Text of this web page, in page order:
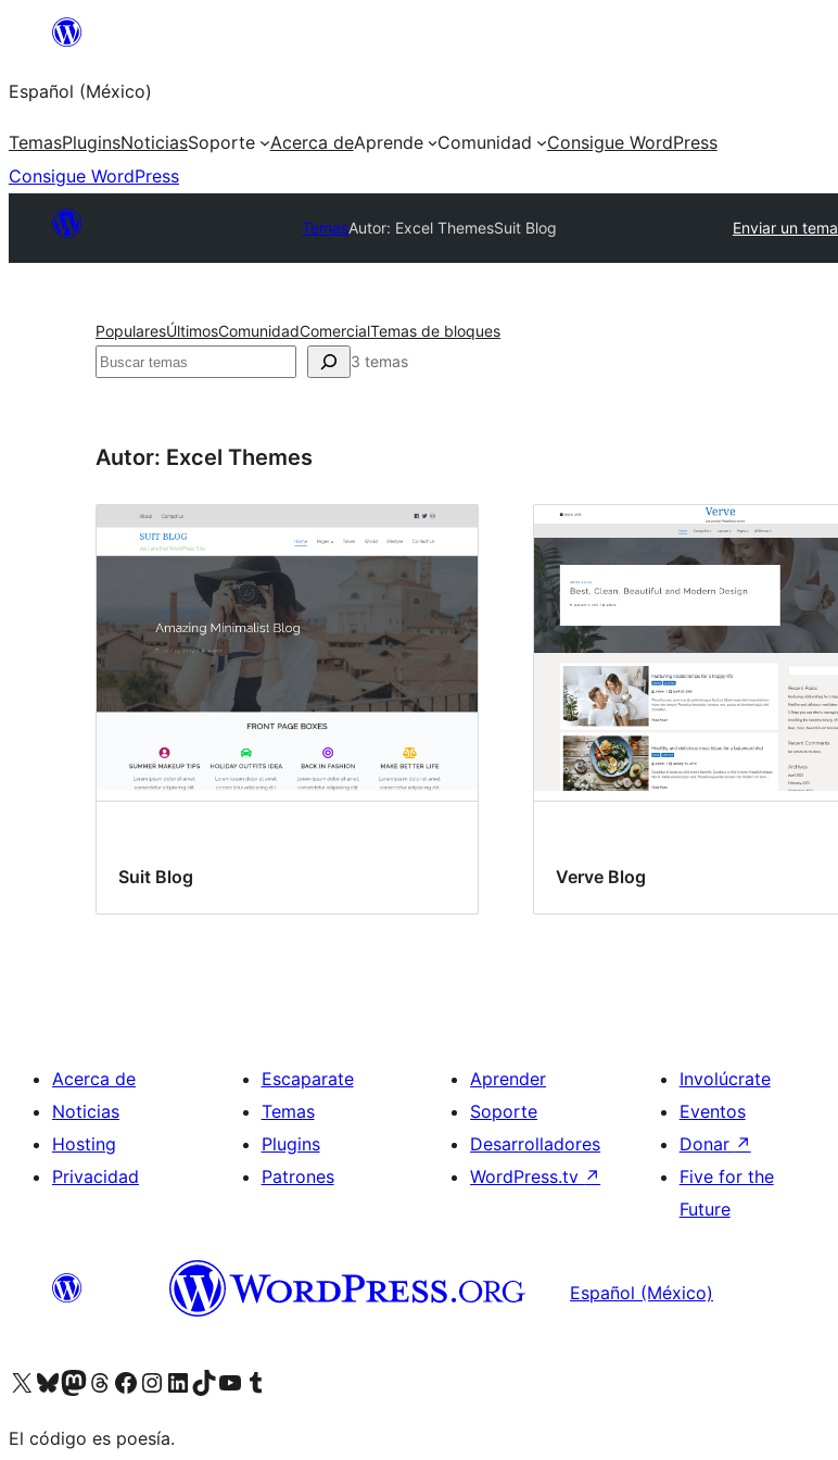
Saltar
contenido
Español (México)
TemasPluginsNoticiasSoporte Acerca deAprende Comunidad
Consigue WordPress
Consigue WordPress
TemasAutor: Excel ThemesSuit Blog Enviar un tema
PopularesÚltimosComunidadComercialTemas de bloques
Buscar 3 temas
Autor: Excel Themes
Suit Blog Verve Blog
Acerca de
Noticias
Hosting
Privacidad
Escaparate
Temas
Plugins
Patrones
Aprender
Soporte
Desarrolladores
WordPress.tv ↗
Involúcrate
Eventos
Donar ↗
Five for the
Future
Español (México)
Visita nuestra cuenta de X (anteriormente Twitter)
Visita nuestra cuenta de Bluesky
Visita nuestra cuenta de Mastodon
Visita nuestra cuenta de Threads
Visita nuestra página de Facebook
Visita nuestra cuenta de Instagram
Visita nuestra cuenta de LinkedIn
Visita nuestra cuenta de TikTok
Visita nuestro canal de YouTube
Visita nuestra cuenta de Tumblr
El código es poesía.